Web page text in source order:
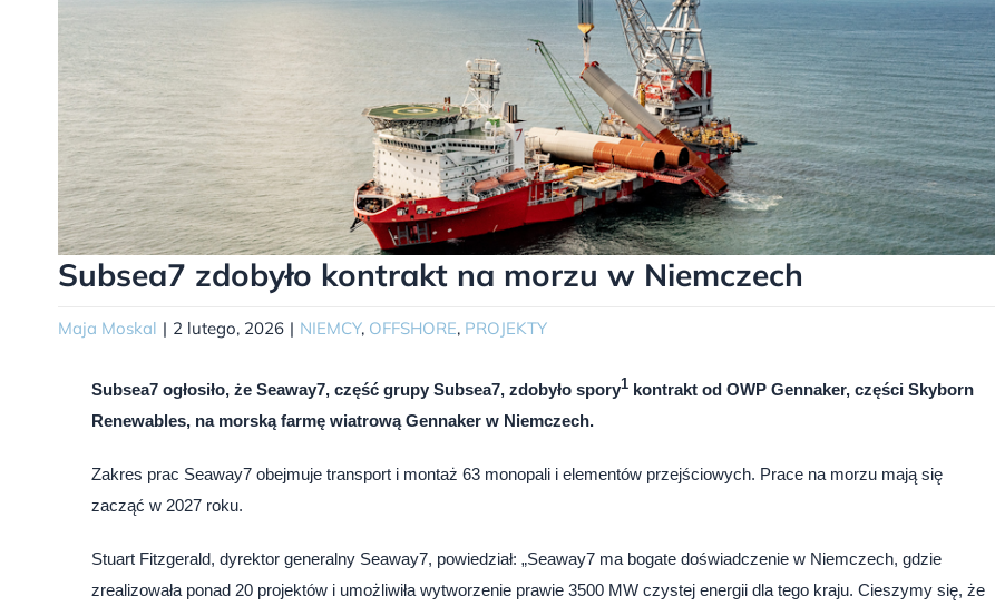
Subsea7 zdobyło kontrakt na morzu w Niemczech
Maja Moskal | 2 lutego, 2026 | NIEMCY, OFFSHORE, PROJEKTY
Subsea7 ogłosiło, że Seaway7, część grupy Subsea7, zdobyło spory1 kontrakt od OWP Gennaker, części Skyborn
Renewables, na morską farmę wiatrową Gennaker w Niemczech.
Zakres prac Seaway7 obejmuje transport i montaż 63 monopali i elementów przejściowych. Prace na morzu mają się
zacząć w 2027 roku.
Stuart Fitzgerald, dyrektor generalny Seaway7, powiedział: „Seaway7 ma bogate doświadczenie w Niemczech, gdzie
zrealizowała ponad 20 projektów i umożliwiła wytworzenie prawie 3500 MW czystej energii dla tego kraju. Cieszymy się, że